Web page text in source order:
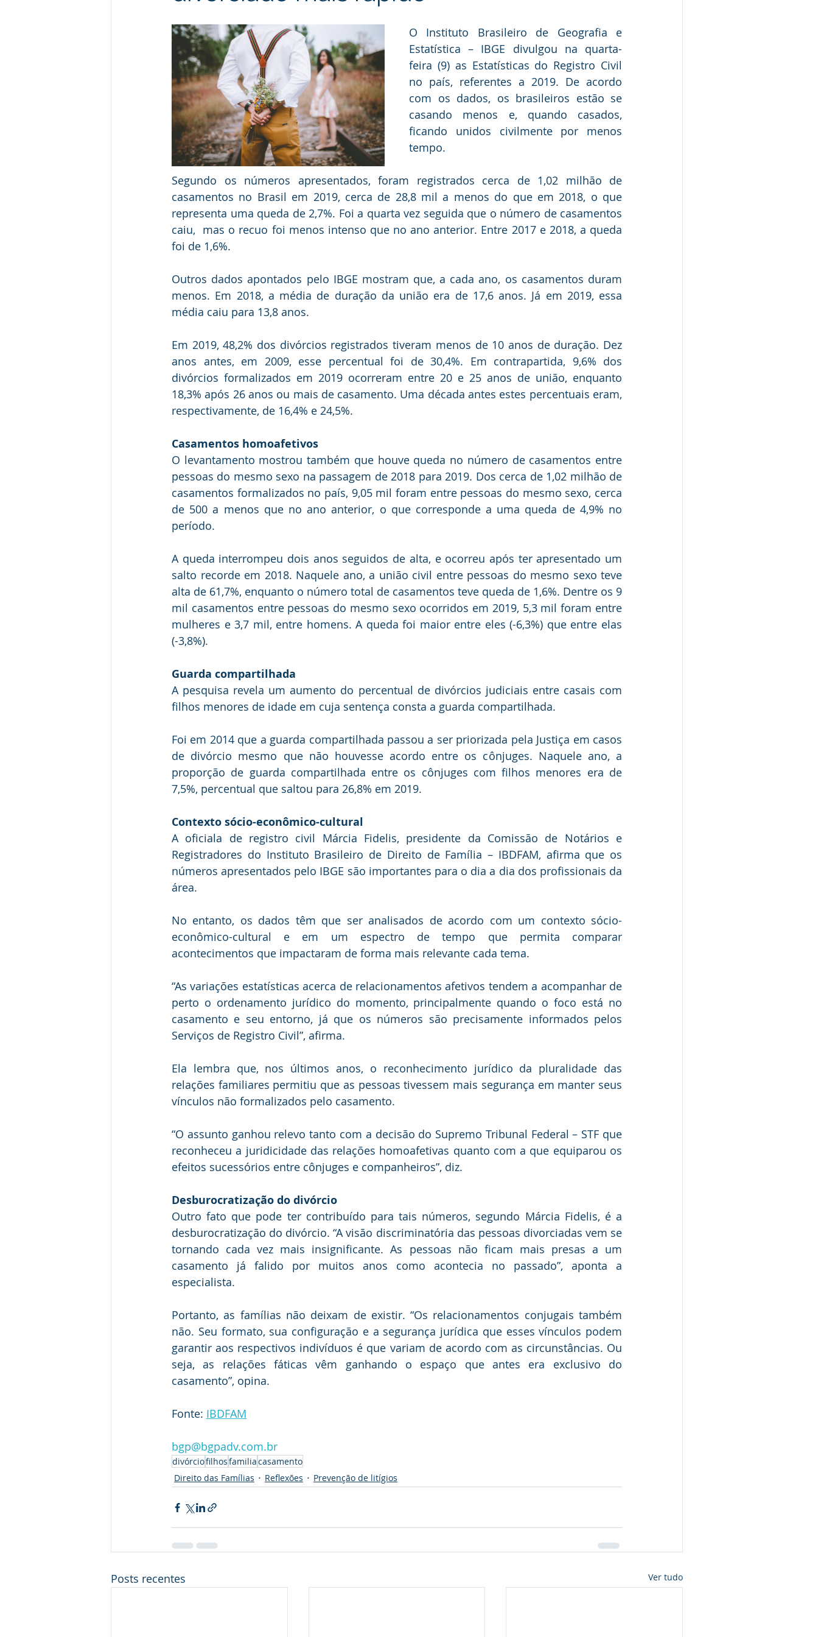
O Instituto Brasileiro de Geografia e
Estatística – IBGE divulgou na quarta-
feira (9) as Estatísticas do Registro Civil
no país, referentes a 2019. De acordo
com os dados, os brasileiros estão se
casando menos e, quando casados,
ficando unidos civilmente por menos
tempo.
Segundo os números apresentados, foram registrados cerca de 1,02 milhão de
casamentos no Brasil em 2019, cerca de 28,8 mil a menos do que em 2018, o que
representa uma queda de 2,7%. Foi a quarta vez seguida que o número de casamentos
caiu,  mas o recuo foi menos intenso que no ano anterior. Entre 2017 e 2018, a queda
foi de 1,6%.
Outros dados apontados pelo IBGE mostram que, a cada ano, os casamentos duram
menos. Em 2018, a média de duração da união era de 17,6 anos. Já em 2019, essa
média caiu para 13,8 anos.
Em 2019, 48,2% dos divórcios registrados tiveram menos de 10 anos de duração. Dez
anos antes, em 2009, esse percentual foi de 30,4%. Em contrapartida, 9,6% dos
divórcios formalizados em 2019 ocorreram entre 20 e 25 anos de união, enquanto
18,3% após 26 anos ou mais de casamento. Uma década antes estes percentuais eram,
respectivamente, de 16,4% e 24,5%.
Casamentos homoafetivos
O levantamento mostrou também que houve queda no número de casamentos entre
pessoas do mesmo sexo na passagem de 2018 para 2019. Dos cerca de 1,02 milhão de
casamentos formalizados no país, 9,05 mil foram entre pessoas do mesmo sexo, cerca
de 500 a menos que no ano anterior, o que corresponde a uma queda de 4,9% no
período.
A queda interrompeu dois anos seguidos de alta, e ocorreu após ter apresentado um
salto recorde em 2018. Naquele ano, a união civil entre pessoas do mesmo sexo teve
alta de 61,7%, enquanto o número total de casamentos teve queda de 1,6%. Dentre os 9
mil casamentos entre pessoas do mesmo sexo ocorridos em 2019, 5,3 mil foram entre
mulheres e 3,7 mil, entre homens. A queda foi maior entre eles (-6,3%) que entre elas
(-3,8%).
Guarda compartilhada
A pesquisa revela um aumento do percentual de divórcios judiciais entre casais com
filhos menores de idade em cuja sentença consta a guarda compartilhada.
Foi em 2014 que a guarda compartilhada passou a ser priorizada pela Justiça em casos
de divórcio mesmo que não houvesse acordo entre os cônjuges. Naquele ano, a
proporção de guarda compartilhada entre os cônjuges com filhos menores era de
7,5%, percentual que saltou para 26,8% em 2019.
Contexto sócio-econômico-cultural
A oficiala de registro civil Márcia Fidelis, presidente da Comissão de Notários e
Registradores do Instituto Brasileiro de Direito de Família – IBDFAM, afirma que os
números apresentados pelo IBGE são importantes para o dia a dia dos profissionais da
área.
No entanto, os dados têm que ser analisados de acordo com um contexto sócio-
econômico-cultural e em um espectro de tempo que permita comparar
acontecimentos que impactaram de forma mais relevante cada tema.
“As variações estatísticas acerca de relacionamentos afetivos tendem a acompanhar de
perto o ordenamento jurídico do momento, principalmente quando o foco está no
casamento e seu entorno, já que os números são precisamente informados pelos
Serviços de Registro Civil”, afirma.
Ela lembra que, nos últimos anos, o reconhecimento jurídico da pluralidade das
relações familiares permitiu que as pessoas tivessem mais segurança em manter seus
vínculos não formalizados pelo casamento.
“O assunto ganhou relevo tanto com a decisão do Supremo Tribunal Federal – STF que
reconheceu a juridicidade das relações homoafetivas quanto com a que equiparou os
efeitos sucessórios entre cônjuges e companheiros”, diz.
Desburocratização do divórcio
Outro fato que pode ter contribuído para tais números, segundo Márcia Fidelis, é a
desburocratização do divórcio. “A visão discriminatória das pessoas divorciadas vem se
tornando cada vez mais insignificante. As pessoas não ficam mais presas a um
casamento já falido por muitos anos como acontecia no passado”, aponta a
especialista.
Portanto, as famílias não deixam de existir. “Os relacionamentos conjugais também
não. Seu formato, sua configuração e a segurança jurídica que esses vínculos podem
garantir aos respectivos indivíduos é que variam de acordo com as circunstâncias. Ou
seja, as relações fáticas vêm ganhando o espaço que antes era exclusivo do
casamento”, opina.
Fonte: IBDFAM
bgp@bgpadv.com.br
divórciofilhosfamiliacasamento
Direito das Famílias
Reflexões Prevenção de litígios
Posts recentes Ver tudo